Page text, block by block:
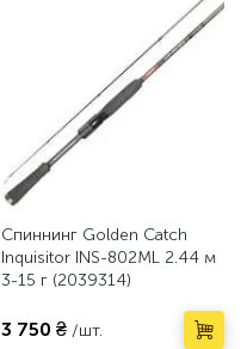
Спиннинг Golden Catch
Inquisitor INS-802ML 2.44 м
3-15 г (2039314)
3 750 ₴ /шт.